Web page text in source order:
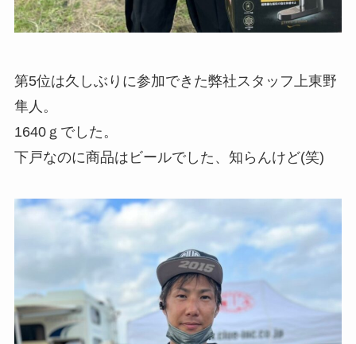
第5位は久しぶりに参加できた弊社スタッフ上東野
隼人。
1640ｇでした。
下戸なのに商品はビールでした、知らんけど(笑)